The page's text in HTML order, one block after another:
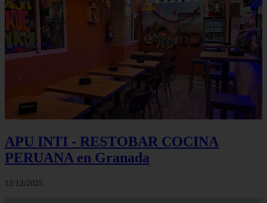
APU INTI - RESTOBAR COCINA
PERUANA en Granada
12/12/2025